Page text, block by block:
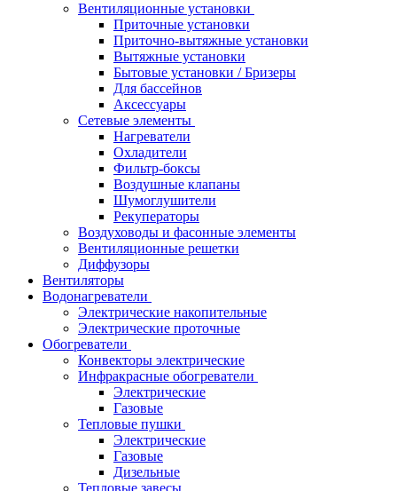
Вентиляционные установки
Приточные установки
Приточно-вытяжные установки
Вытяжные установки
Бытовые установки / Бризеры
Для бассейнов
Аксессуары
Сетевые элементы
Нагреватели
Охладители
Фильтр-боксы
Воздушные клапаны
Шумоглушители
Рекуператоры
Воздуховоды и фасонные элементы
Вентиляционные решетки
Диффузоры
Вентиляторы
Водонагреватели
Электрические накопительные
Электрические проточные
Обогреватели
Конвекторы электрические
Инфракрасные обогреватели
Электрические
Газовые
Тепловые пушки
Электрические
Газовые
Дизельные
Тепловые завесы